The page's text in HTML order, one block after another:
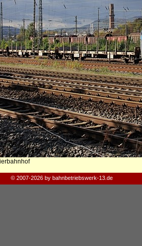
© 2007-2026 by bahnbetriebswerk-13.de